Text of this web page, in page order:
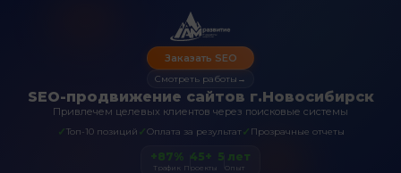
SEO-продвижение сайтов г.Новосибирск
Привлечем целевых клиентов через поисковые системы
✓Топ-10 позиций ✓Оплата за результат✓ Прозрачные отчеты
Заказать SEO
Смотреть работы →
+87%
Трафик
45+
Проекты
5 лет
Опыт